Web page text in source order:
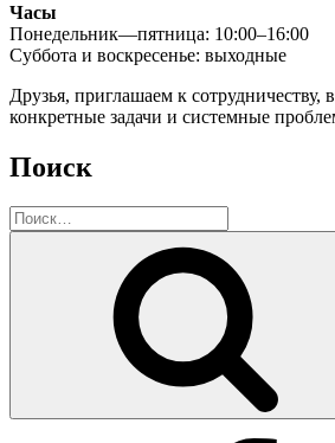
Часы
Понедельник—пятница: 10:00–16:00
Суббота и воскресенье: выходные
Друзья, приглашаем к сотрудничеству,
конкретные задачи и системные
Поиск
Искать: